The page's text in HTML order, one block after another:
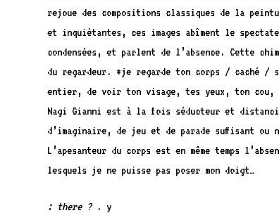
rejoue des compositions classiques de la
et inquiétantes, ces images abîment le
condensées, et parlent de l’absence. Cette
du regardeur. *je regarde ton corps / caché /
entier, de voir ton visage, tes yeux, ton cou,
Nagi Gianni est à la fois séducteur et
d’imaginaire, de jeu et de parade suffisant
L’apesanteur du corps est en même temps
lesquels je ne puisse pas poser mon doigt…
: there ? . y